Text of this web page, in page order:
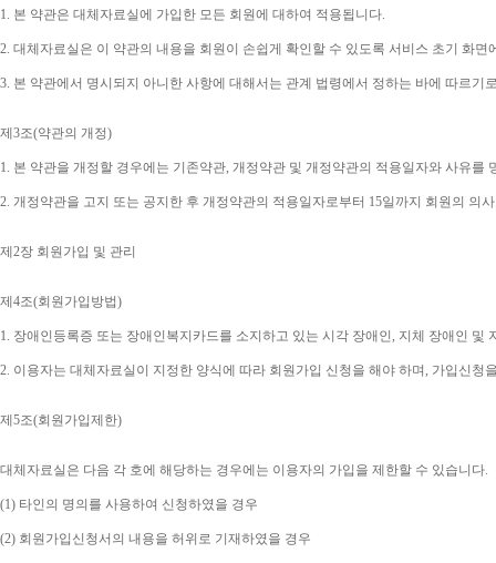
1. 본 약관은 대체자료실에 가입한 모든 회원에 대하여 적용됩니다.
2. 대체자료실은 이 약관의 내용을 회원이 손쉽게 확인할 수 있도록 서비스 초기 화면
3. 본 약관에서 명시되지 아니한 사항에 대해서는 관계 법령에서 정하는 바에 따르기
제 3조(약관의 개정)
1. 본 약관을 개정할 경우에는 기존약관, 개정약관 및 개정약관의 적용일자와 사유를
2. 개정약관을 고지 또는 공지한 후 개정약관의 적용일자로부터 15일까지 회원의 의
제 2장 회원가입 및 관리
제 4조(회원가입방법)
1. 장애인등록증 또는 장애인복지카드를 소지하고 있는 시각 장애인, 지체 장애인 및
2. 이용자는 대체자료실이 지정한 양식에 따라 회원가입 신청을 해야 하며, 가입신청
제 5조(회원가입제한)
대체자료실은 다음 각 호에 해당하는 경우에는 이용자의 가입을 제한할 수 있습니다.
(1) 타인의 명의를 사용하여 신청하였을 경우
(2) 회원가입신청서의 내용을 허위로 기재하였을 경우